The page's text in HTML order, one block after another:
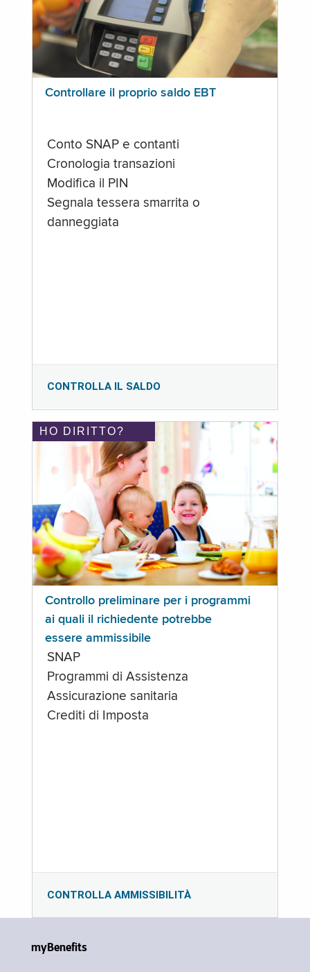
Controllare il proprio saldo EBT
Conto SNAP e contanti
Cronologia transazioni
Modifica il PIN
Segnala tessera smarrita o
danneggiata
CONTROLLA IL SALDO
HO DIRITTO?
Controllo preliminare per i programmi
ai quali il richiedente potrebbe
essere ammissibile
SNAP
Programmi di Assistenza
Assicurazione sanitaria
Crediti di Imposta
CONTROLLA AMMISSIBILITÀ
myBenefits